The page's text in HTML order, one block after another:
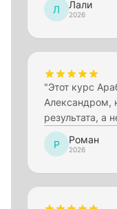
Л Лали
2026
"Этот курс
Александром,
результата, а
Р Роман
2026